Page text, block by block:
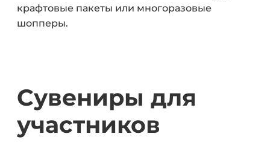
крафтовые пакеты или многоразовые
шопперы.
Сувениры для
участников